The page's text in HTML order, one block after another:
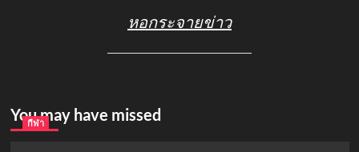
หอกระจายข่าว
You may have missed
กีฬา